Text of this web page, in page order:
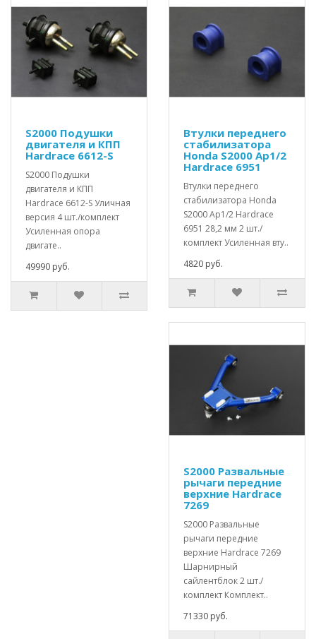
S2000 Подушки
двигателя и КПП
Hardrace 6612-S
S2000 Подушки
двигателя и КПП
Hardrace 6612-S Уличная
версия 4 шт./комплект
Усиленная опора
двигате..
49990 руб.
Втулки переднего
стабилизатора
Honda S2000 Ap1/2
Hardrace 6951
Втулки переднего
стабилизатора Honda
S2000 Ap1/2 Hardrace
6951 28,2 мм 2 шт./
комплект Усиленная вту..
4820 руб.
S2000 Развальные
рычаги передние
верхние Hardrace
7269
S2000 Развальные
рычаги передние
верхние Hardrace 7269
Шарнирный
сайлентблок 2 шт./
комплект Комплект..
71330 руб.